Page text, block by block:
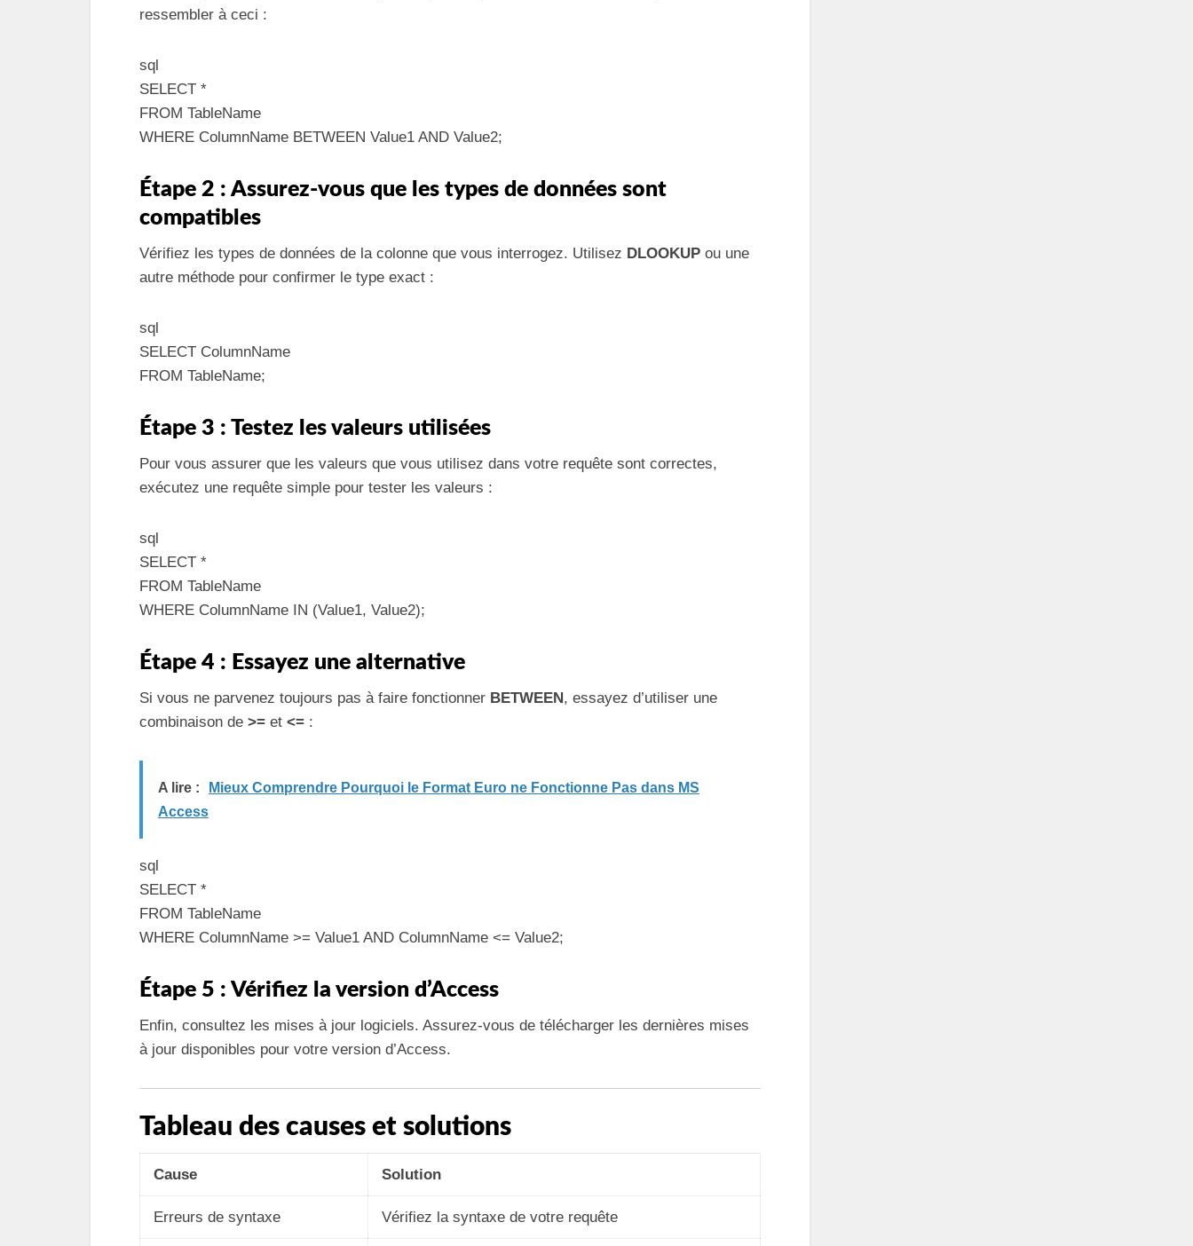
ressembler à ceci :
sql
SELECT *
FROM TableName
WHERE ColumnName BETWEEN Value1 AND Value2;
Étape 2 : Assurez-vous que les types de données sont
compatibles
Vérifiez les types de données de la colonne que vous interrogez. Utilisez DLOOKUP ou une
autre méthode pour confirmer le type exact :
sql
SELECT ColumnName
FROM TableName;
Étape 3 : Testez les valeurs utilisées
Pour vous assurer que les valeurs que vous utilisez dans votre requête sont correctes,
exécutez une requête simple pour tester les valeurs :
sql
SELECT *
FROM TableName
WHERE ColumnName IN (Value1, Value2);
Étape 4 : Essayez une alternative
Si vous ne parvenez toujours pas à faire fonctionner BETWEEN, essayez d’utiliser une
combinaison de >= et <= :
A lire :
Mieux Comprendre Pourquoi le Format Euro ne Fonctionne Pas dans MS
Access
sql
SELECT *
FROM TableName
WHERE ColumnName >= Value1 AND ColumnName <= Value2;
Étape 5 : Vérifiez la version d’Access
Enfin, consultez les mises à jour logiciels. Assurez-vous de télécharger les dernières mises
à jour disponibles pour votre version d’Access.
Tableau des causes et solutions
Cause Solution
Erreurs de syntaxe Vérifiez la syntaxe de votre requête